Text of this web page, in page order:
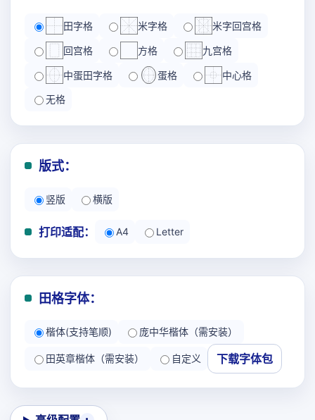
田字格 米字格 米字回宫格
回宫格 方格 九宫格
中蛋田字格 蛋格 中心格
无格
版式：
竖版 横版
打印适配： A4 Letter
田格字体：
楷体(支持笔顺) 庞中华楷体（需安装）
田英章楷体（需安装） 自定义 下载字体包